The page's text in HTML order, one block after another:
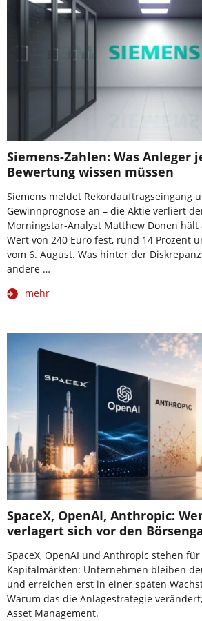
Siemens-Zahlen: Was Anleger
Bewertung wissen müssen
Siemens meldet Rekordauftragseingang
Gewinnprognose an – die Aktie verliert
Morningstar-Analyst Matthew Donen
Wert von 240 Euro fest, rund 14 Prozent
vom 6. August. Was hinter der
andere …
mehr
SpaceX, OpenAI, Anthropic:
verlagert sich vor den
SpaceX, OpenAI und Anthropic stehen
Kapitalmärkten: Unternehmen bleiben
und erreichen erst in einer späten
Warum das die Anlagestrategie
Asset Management.